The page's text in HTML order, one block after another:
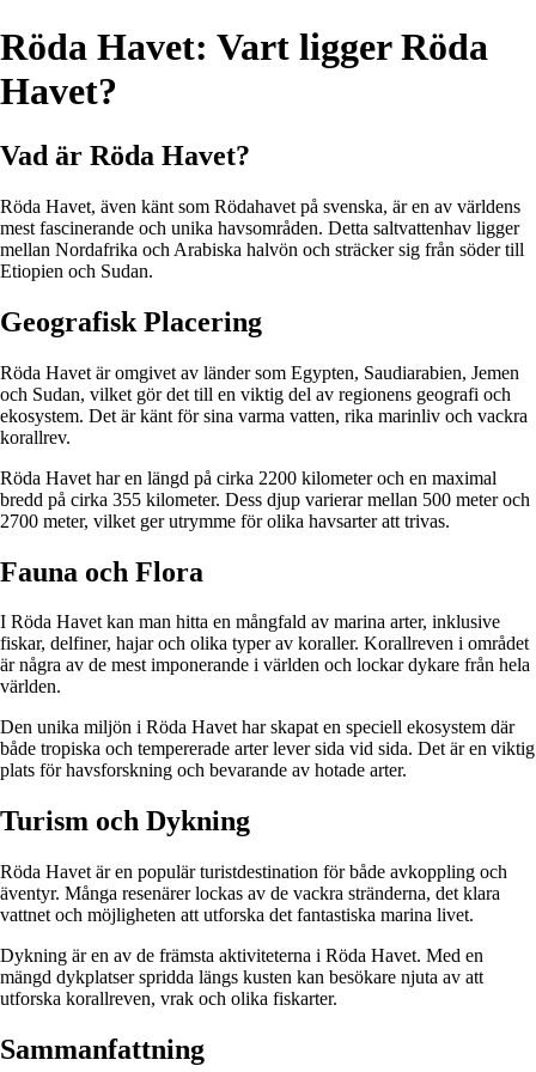
Röda Havet: Vart ligger Röda
Havet?
Vad är Röda Havet?
Röda Havet, även känt som Rödahavet på svenska, är en av världens
mest fascinerande och unika havsområden. Detta saltvattenhav ligger
mellan Nordafrika och Arabiska halvön och sträcker sig från söder till
Etiopien och Sudan.
Geografisk Placering
Röda Havet är omgivet av länder som Egypten, Saudiarabien, Jemen
och Sudan, vilket gör det till en viktig del av regionens geografi och
ekosystem. Det är känt för sina varma vatten, rika marinliv och vackra
korallrev.
Röda Havet har en längd på cirka 2200 kilometer och en maximal
bredd på cirka 355 kilometer. Dess djup varierar mellan 500 meter och
2700 meter, vilket ger utrymme för olika havsarter att trivas.
Fauna och Flora
I Röda Havet kan man hitta en mångfald av marina arter, inklusive
fiskar, delfiner, hajar och olika typer av koraller. Korallreven i området
är några av de mest imponerande i världen och lockar dykare från hela
världen.
Den unika miljön i Röda Havet har skapat en speciell ekosystem där
både tropiska och tempererade arter lever sida vid sida. Det är en viktig
plats för havsforskning och bevarande av hotade arter.
Turism och Dykning
Röda Havet är en populär turistdestination för både avkoppling och
äventyr. Många resenärer lockas av de vackra stränderna, det klara
vattnet och möjligheten att utforska det fantastiska marina livet.
Dykning är en av de främsta aktiviteterna i Röda Havet. Med en
mängd dykplatser spridda längs kusten kan besökare njuta av att
utforska korallreven, vrak och olika fiskarter.
Sammanfattning